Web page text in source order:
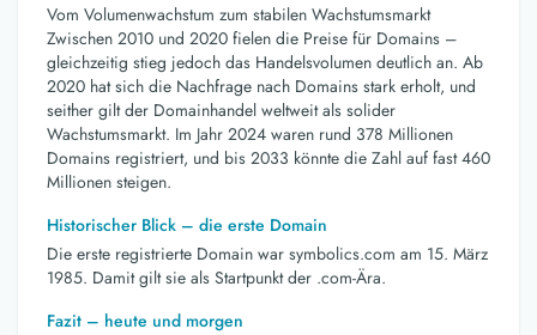
Vom Volumenwachstum zum stabilen Wachstumsmarkt
Zwischen 2010 und 2020 fielen die Preise für Domains –
gleichzeitig stieg jedoch das Handelsvolumen deutlich an. Ab
2020 hat sich die Nachfrage nach Domains stark erholt, und
seither gilt der Domainhandel weltweit als solider
Wachstumsmarkt. Im Jahr 2024 waren rund 378 Millionen
Domains registriert, und bis 2033 könnte die Zahl auf fast 460
Millionen steigen.
Historischer Blick – die erste Domain
Die erste registrierte Domain war symbolics.com am 15. März
1985. Damit gilt sie als Startpunkt der .com-Ära.
Fazit – heute und morgen